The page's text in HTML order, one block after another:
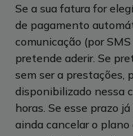
Se a sua fatura for
de pagamento
comunicação (por
pretende aderir. Se
sem ser a prestações,
disponibilizado nessa
horas. Se esse prazo
ainda cancelar o